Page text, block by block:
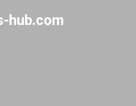
content
hub.com